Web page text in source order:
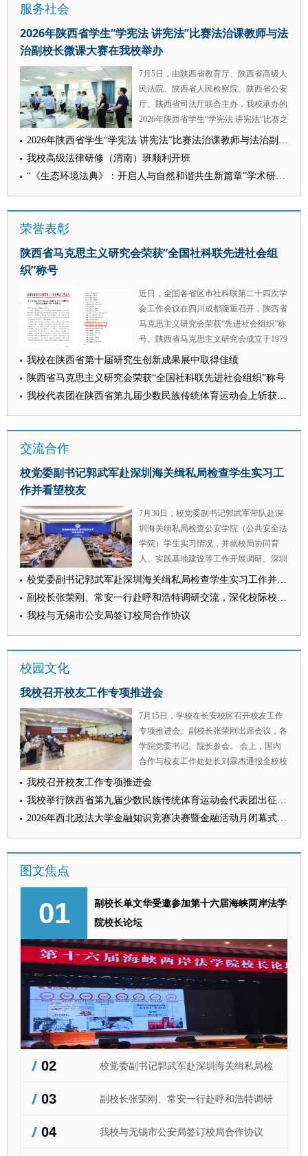
向、结果导向相统一，逐项落实本次会议
议定事项，层层压实工作责任，稳步推动
学校纪检监察学学科建设提质增效。
（供稿：行政法学院（纪检监察学院）
撰稿：崔岚秀 审核：高翔）
障服务、校园基建施工、新生招生录取等
重点工作，保障暑期全校各项工作平稳落
质量开展筑牢根基。 校工会、招生就业
处、保卫处、后勤保障处、基建处等职能
部门负责人陪同参与本次慰问。 （供
稿：校工会 撰稿：韩惠于 审核：戴鲲）
服务社会
2026年陕西省学生“学宪法 讲宪法”比赛法治课教师与法
治副校长微课大赛在我校举办
7月5日，由陕西省教育厅、陕西省高级人
民法院、陕西省人民检察院、陕西省公安
厅、陕西省司法厅联合主办，我校承办的
2026年陕西省学生“学宪法 讲宪法”比赛之
法治课教师与法治副校长微课大赛在我校
育厅副厅长申雪峰，校党委副书记郭武
军，省教育厅政策法规处处长付仲锋到场
观摩。 本次比赛设置法治课教师、法治
副校长两个赛道，每个赛道按学段分为小
年人保护、预防校园欺凌、网络安全等中
生动鲜活、寓教于乐的优质法治微课。
学校依托底蕴深厚的法学专业师资，丰富
的青少年法治教育教研成果，连续三年承
办陕西省学生“学宪法 讲宪法”比赛，多次
在全国赛事中取得优异成绩。 （供稿：
党委学工部 撰稿：贺星婵 审核：蒋国
纲）
2026年陕西省学生“学宪法 讲宪法”比赛法治课教师与法治副校长微课大赛在我校举办
我校高级法律研修（渭南）班顺利开班
“《生态环境法典》：开启人与自然和谐共生新篇章”学术研讨会 暨西北政法大学生态环境法典宣讲团成立仪式举行
荣誉表彰
陕西省马克思主义研究会荣获“全国社科联先进社会组
织”称号
近日，全国各省区市社科联第二十四次学
会工作会议在四川成都隆重召开，陕西省
马克思主义研究会荣获“先进社会组织”称
号。陕西省马克思主义研究会成立于1979
年，是陕西省马克思主义研究领域的重要
会，由校党委委员、副校长马朝琦教授担
任理事长，常设秘书处设在我校。 全国
社科工作办副主任、一级巡视员赵川东出
席会议并致辞。会上，中央党史和文献研
勇，南开大学讲席教授、原副校长朱光
术报告。本次大会对全国社科联系统涌现
出的142家先进社会组织和147名优秀社会
组织工作者进行了隆重表彰。 （供稿：
马克思主义学院 撰稿：刘栩源 审核：李
政敏）
我校在陕西省第十届研究生创新成果展中取得佳绩
陕西省马克思主义研究会荣获“全国社科联先进社会组织”称号
我校代表团在陕西省第九届少数民族传统体育运动会上斩获佳绩
交流合作
校党委副书记郭武军赴深圳海关缉私局检查学生实习工
作并看望校友
7月30日，校党委副书记郭武军带队赴深
圳海关缉私局检查公安学院（公共安全法
学院）学生实习情况，并就校局协同育
人、实践基地建设等工作开展调研。深圳
海关缉私局局长张军强参加调研并主持座
调研。 座谈会上，张军强对学校一行表
示欢迎，并介绍校局合作共建以来实习岗
位设置、“一对一”导师制带教、生活保障
及安全管理的整体情况。各分局负责人分
案件审理等岗位的真实办案体会作交流发
言。 郭武军代表学校感谢深圳海关缉私
局对学校实习实践工作的大力支持，表示
自校局签署合作共建协议以来，深圳海关
缉私局在重视程度、带教投入、生活保障
国门缉私一线经风雨、见世面、壮筋骨；
希望双方在扩大实习规模、拓展实习专
业、深化课题研究、证据法学与侦查程序
为支点，推动法学理论与缉私实务双向赋
能。实习学生要做到学以致用、知行合
一，在实践中了解社会，为海关缉私工作
作出贡献。 在深期间，郭武军一行参观
了深圳海关缉私局执法办案管理中心、情
报指挥中心、司法鉴定中心等部门，听取
深圳缉私局关于缉私执法、智慧缉私、实
战化训练及实习带教工作的情况介绍，到
大鹏海关、盐田国际集装箱码头有限公司
等地调研了解口岸监管、反走私综合治理
有关活动。 （供稿：公安学院 撰稿：胡
校党委副书记郭武军赴深圳海关缉私局检查学生实习工作并看望校友
副校长张荣刚、常安一行赴呼和浩特调研交流，深化校际校地合作
我校与无锡市公安局签订校局合作协议
校园文化
我校召开校友工作专项推进会
7月15日，学校在长安校区召开校友工作
专项推进会。副校长张荣刚出席会议，各
学院党委书记、院长参会。 会上，国内
合作与校友工作处处长刘霖杰通报全校校
友联络、院级校友会建设进展，部署下一
片包联机制，明确10月17日为全校秩年校
友集中返校日，要求各学院配齐班级联络
员，策划特色返校活动，动态完善校友信
息台账。各学院依次汇报校友资源摸排、
出四点要求，要提高站位，压实学院校友
建档，规范对接流程；年底前要实现院级
校友会全覆盖，已建成的常态化开展交流
活动；要抢抓暑期窗口期，走访重点校友
企业，深化合作。 （供稿：国内合作与
校友工作处 撰稿：王泽坤 审核：刘霖
杰）
我校召开校友工作专项推进会
我校举行陕西省第九届少数民族传统体育运动会代表团出征仪式
2026年西北政法大学金融知识竞赛决赛暨金融活动月闭幕式圆满落幕
图文焦点
01
副校长单文华受邀参加第十六届海峡两岸法学
院校长论坛
02 校党委副书记郭武军赴深圳海关缉私局检
查学生实习工作并看望校友
03 副校长张荣刚、常安一行赴呼和浩特调研
交流，深化校际校地合作
04 我校与无锡市公安局签订校局合作协议